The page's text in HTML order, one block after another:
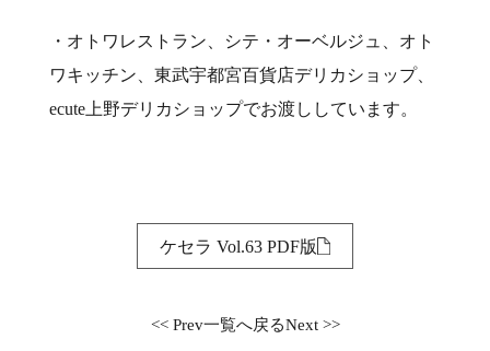
・オトワレストラン、シテ・オーベルジュ、オト
ワキッチン、東武宇都宮百貨店デリカショップ、
ecute上野デリカショップでお渡ししています。
ケセラ Vol.63 PDF版
<< Prev一覧へ戻るNext >>